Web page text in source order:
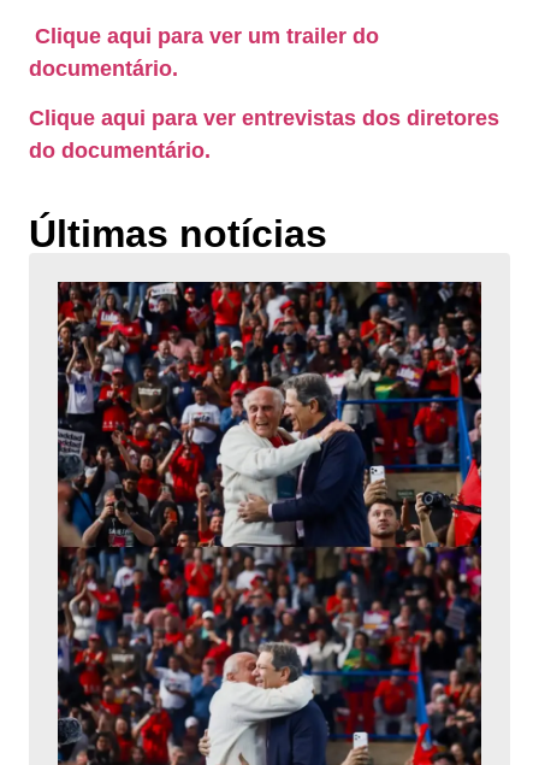
Clique aqui para ver um trailer do
documentário.
Clique aqui para ver entrevistas dos diretores
do documentário.
Últimas notícias